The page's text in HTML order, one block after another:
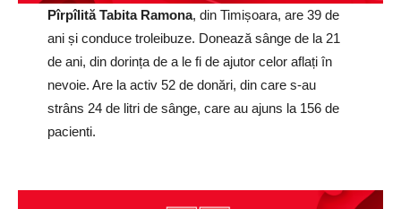
Pîrpîlită Tabita Ramona, din Timișoara, are 39 de
ani și conduce troleibuze. Donează sânge de la 21
de ani, din dorința de a le fi de ajutor celor aflați în
nevoie. Are la activ 52 de donări, din care s-au
strâns 24 de litri de sânge, care au ajuns la 156 de
pacienti.